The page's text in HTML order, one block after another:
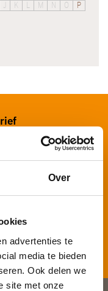
Over
advertenties te
media te bieden
Ook delen we
site met onze
K M N O
P